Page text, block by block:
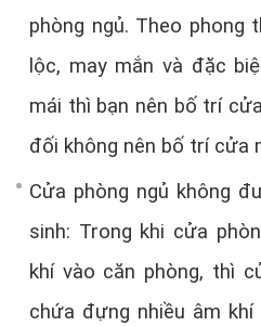
phòng ngủ. Theo
lộc, may mắn và đặc
mái thì bạn nên bố trí
đối không nên bố trí cửa
Cửa phòng ngủ không
sinh: Trong khi cửa
khí vào căn phòng, thì
chứa đựng nhiều âm